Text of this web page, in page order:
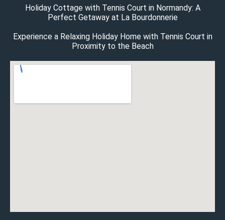
Holiday Cottage with Tennis Court in Normandy: A
Perfect Getaway at La Bourdonnerie
Experience a Relaxing Holiday Home with Tennis Court in
Proximity to the Beach